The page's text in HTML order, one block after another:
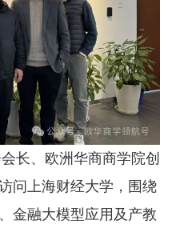
、欧洲华商商学院创
问上海财经大学，围绕
金融大模型应用及产教